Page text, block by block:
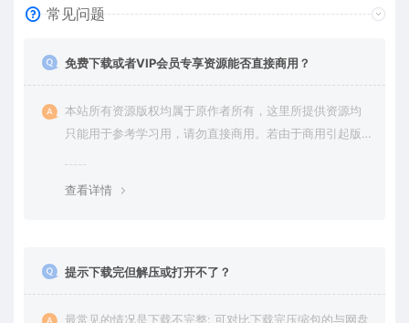
常见问题
免费下载或者VIP会员专享资源能否直接商用？
本站所有资源版权均属于原作者所有，这里所提供资源均
只能用于参考学习用，请勿直接商用。若由于商用引起版
查看详情
提示下载完但解压或打开不了？
最常见的情况是下载不完整: 可对比下载完压缩包的与网盘